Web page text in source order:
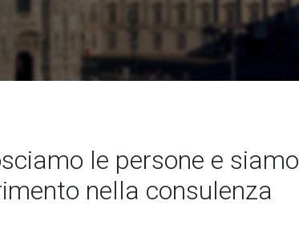
le persone e siamo
nella consulenza